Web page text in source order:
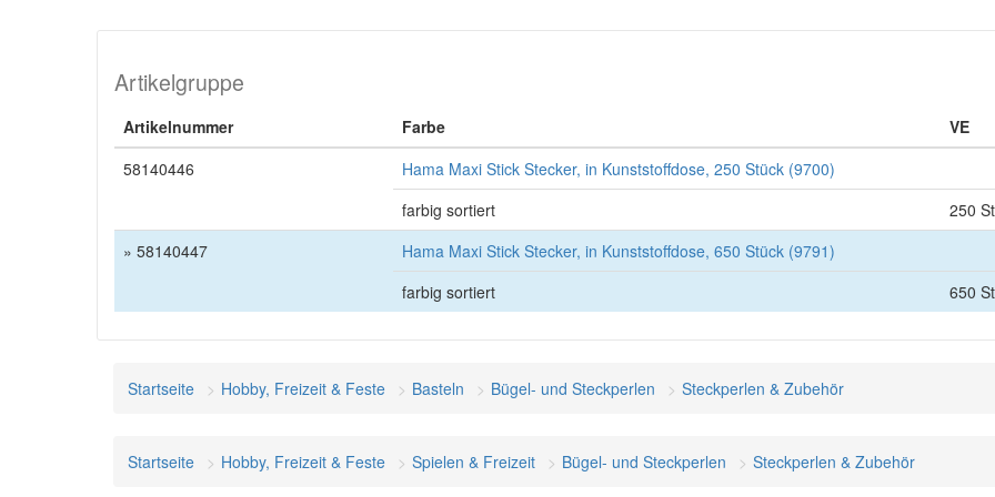
Artikelgruppe
Artikelnummer Farbe
VE
58140446
Hama Maxi Stick Stecker, in Kunststoffdose, 250 Stück (9700)
farbig sortiert
250
» 58140447
Hama Maxi Stick Stecker, in Kunststoffdose, 650 Stück (9791)
farbig sortiert
650
Startseite Hobby, Freizeit & Feste Basteln Bügel- und Steckperlen Steckperlen & Zubehör
Startseite Hobby, Freizeit & Feste Spielen & Freizeit Bügel- und Steckperlen Steckperlen & Zubehör